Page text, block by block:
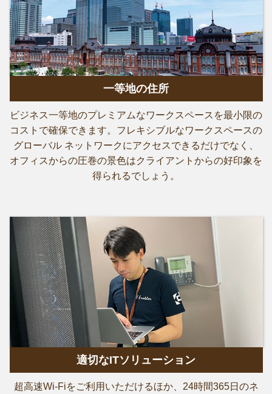
一等地の住所
ビジネス一等地のプレミアムなワークスペースを最小限の
コストで確保できます。フレキシブルなワークスペースの
グローバル ネットワークにアクセスできるだけでなく、
オフィスからの圧巻の景色はクライアントからの好印象を
得られるでしょう。
適切なITソリューション
超高速Wi-Fiをご利用いただけるほか、24時間365日のネ